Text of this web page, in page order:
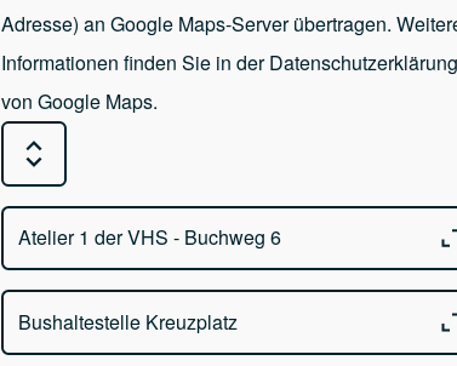
Adresse) an Google Maps-Server übertragen.
Informationen finden Sie in der Datenschutzerklärung
von Google Maps.
Expand or Collapse all sections
Atelier 1 der VHS - Buchweg 6
Atelier 1 der VHS
Bushaltestelle Kreuzplatz